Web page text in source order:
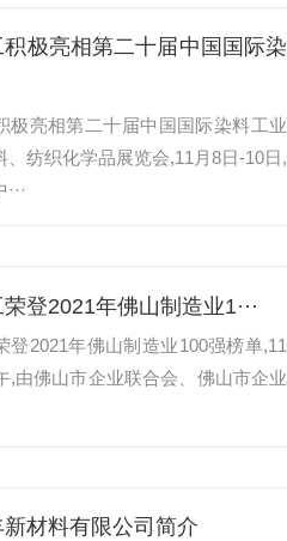
极亮相第二十届中国国际染
极亮相第二十届中国国际染料工业
、纺织化学品展览会,11月8日-10日,
登2021年佛山制造业1···
登2021年佛山制造业100强榜单,11
,由佛山市企业联合会、佛山市企业
材料有限公司简介